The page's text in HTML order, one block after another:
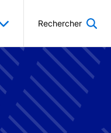
Rechercher